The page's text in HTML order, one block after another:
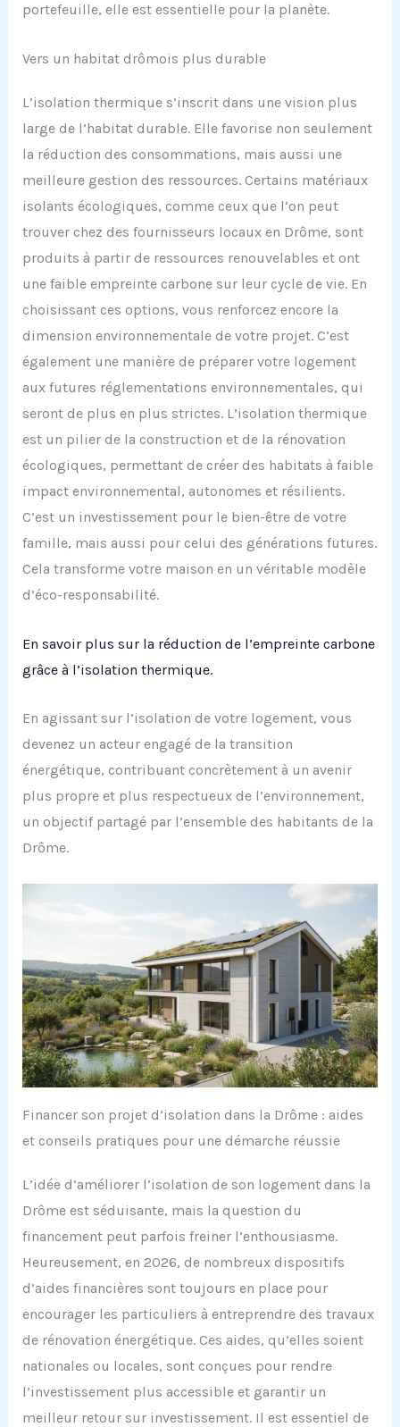
portefeuille, elle est essentielle pour la planète.
Vers un habitat drômois plus durable
L’isolation thermique s’inscrit dans une vision plus
large de l’habitat durable. Elle favorise non seulement
la réduction des consommations, mais aussi une
meilleure gestion des ressources. Certains matériaux
isolants écologiques, comme ceux que l’on peut
trouver chez des fournisseurs locaux en Drôme, sont
produits à partir de ressources renouvelables et ont
une faible empreinte carbone sur leur cycle de vie. En
choisissant ces options, vous renforcez encore la
dimension environnementale de votre projet. C’est
également une manière de préparer votre logement
aux futures réglementations environnementales, qui
seront de plus en plus strictes. L’isolation thermique
est un pilier de la construction et de la rénovation
écologiques, permettant de créer des habitats à faible
impact environnemental, autonomes et résilients.
C’est un investissement pour le bien-être de votre
famille, mais aussi pour celui des générations futures.
Cela transforme votre maison en un véritable modèle
d’éco-responsabilité.
En savoir plus sur la réduction de l’empreinte carbone
grâce à l’isolation thermique.
En agissant sur l’isolation de votre logement, vous
devenez un acteur engagé de la transition
énergétique, contribuant concrètement à un avenir
plus propre et plus respectueux de l’environnement,
un objectif partagé par l’ensemble des habitants de la
Drôme.
Financer son projet d’isolation dans la Drôme : aides
et conseils pratiques pour une démarche réussie
L’idée d’améliorer l’isolation de son logement dans la
Drôme est séduisante, mais la question du
financement peut parfois freiner l’enthousiasme.
Heureusement, en 2026, de nombreux dispositifs
d’aides financières sont toujours en place pour
encourager les particuliers à entreprendre des travaux
de rénovation énergétique. Ces aides, qu’elles soient
nationales ou locales, sont conçues pour rendre
l’investissement plus accessible et garantir un
meilleur retour sur investissement. Il est essentiel de